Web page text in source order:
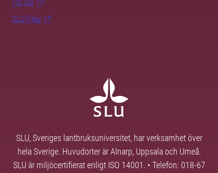
TikTok
SLU Play
SLU, Sveriges lantbruksuniversitet, har verksamhet över
hela Sverige. Huvudorter är Alnarp, Uppsala och Umeå.
SLU är miljöcertifierat enligt ISO 14001. • Telefon: 018-67